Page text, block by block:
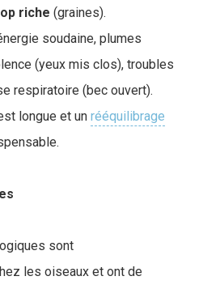
riche (graines).
soudaine, plumes
(yeux mis clos), troubles
respiratoire (bec ouvert).
longue et un rééquilibrage
sont
les oiseaux et ont de